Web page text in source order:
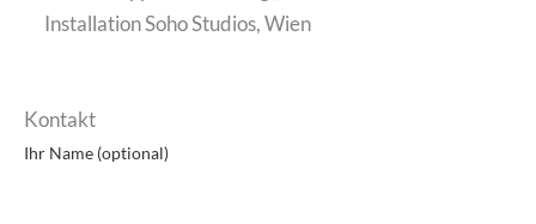
Installation Soho Studios, Wien
Kontakt
Bitte lasse dieses Feld leer.
Ihr Name (optional)